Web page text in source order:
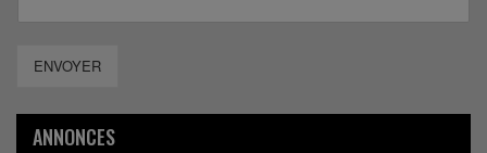
ENVOYER
ANNONCES